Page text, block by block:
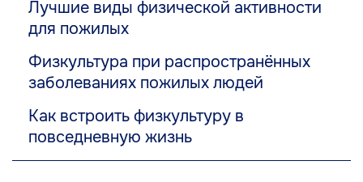
Лучшие виды физической активности
для пожилых
Физкультура при распространённых
заболеваниях пожилых людей
Как встроить физкультуру в
повседневную жизнь